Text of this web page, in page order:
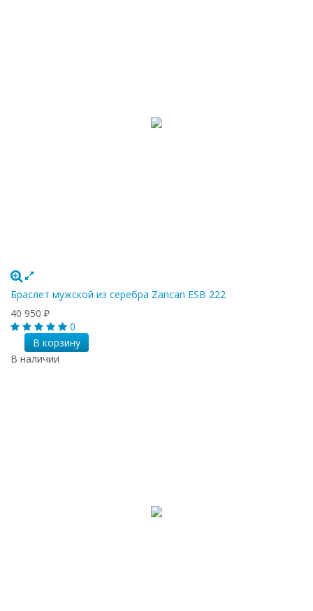
Браслет мужской из серебра Zancan ESB 222
40 950 ₽
0
В корзину
В наличии